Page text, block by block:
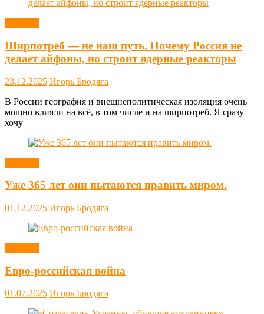
Ширпотреб — не наш путь. Почему Россия не
делает айфоны, но строит ядерные реакторы
23.12.2025 Игорь Бродяга
В России география и внешнеполитическая изоляция очень
мощно влияли на всё, в том числе и на ширпотреб. Я сразу
хочу
Уже 365 лет они пытаются править миром.
01.12.2025 Игорь Бродяга
Евро-российская война
01.07.2025 Игорь Бродяга